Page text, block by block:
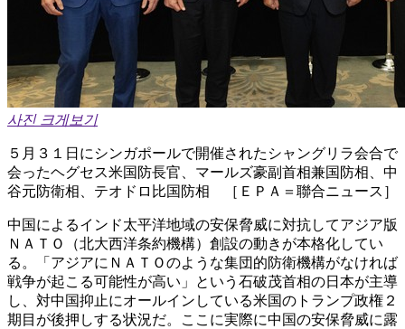
사진 크게보기
５月３１日にシンガポールで開催されたシャングリラ会合で
会ったヘグセス米国防長官、マールズ豪副首相兼国防相、中
谷元防衛相、テオドロ比国防相 ［ＥＰＡ＝聯合ニュース］
中国によるインド太平洋地域の安保脅威に対抗してアジア版
ＮＡＴＯ（北大西洋条約機構）創設の動きが本格化してい
る。「アジアにＮＡＴＯのような集団的防衛機構がなければ
戦争が起こる可能性が高い」という石破茂首相の日本が主導
し、対中国抑止にオールインしている米国のトランプ政権２
期目が後押しする状況だ。ここに実際に中国の安保脅威に露